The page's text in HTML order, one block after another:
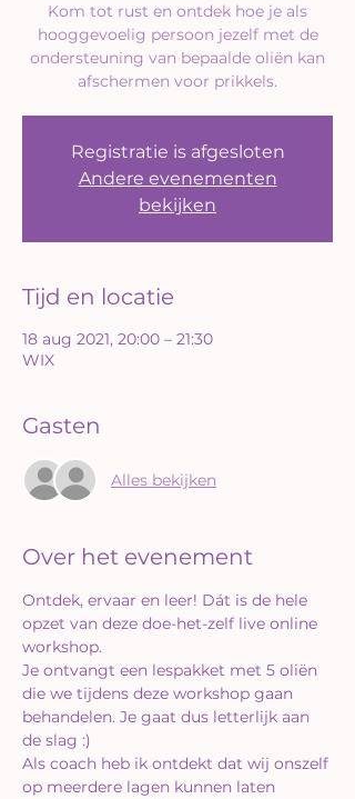
Kom tot rust en ontdek hoe je als
hooggevoelig persoon jezelf met de
ondersteuning van bepaalde oliën kan
afschermen voor prikkels.
Registratie is afgesloten
Andere evenementen
bekijken
Tijd en locatie
18 aug 2021, 20:00 – 21:30
WIX
Gasten
Alles bekijken
Over het evenement
Ontdek, ervaar en leer! Dát is de hele
opzet van deze doe-het-zelf live online
workshop.
Je ontvangt een lespakket met 5 oliën
die we tijdens deze workshop gaan
behandelen. Je gaat dus letterlijk aan
de slag :)
Als coach heb ik ontdekt dat wij onszelf
op meerdere lagen kunnen laten